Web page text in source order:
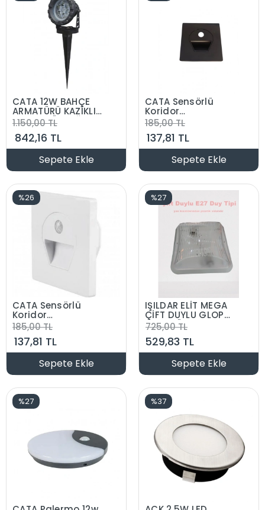
CATA 12W BAHÇE
ARMATÜRÜ KAZIKLI
3200K GÜNIŞIĞI
1.150,00 TL
842,16 TL
Sepete Ekle
CATA Sensörlü
Koridor
Aydınlatma Siyah
6500K Beyaz
185,00 TL
137,81 TL
Sepete Ekle
%26
CATA Sensörlü
Koridor
Aydınlatma Beyaz
6400K Beyaz
185,00 TL
137,81 TL
Sepete Ekle
%27
IŞILDAR ELİT MEGA
ÇİFT DUYLU GLOP
ARMATÜR BEYAZ
725,00 TL
529,83 TL
Sepete Ekle
%27 %37